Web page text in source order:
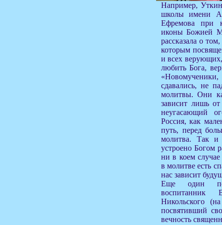
Например,
школы имени
Ефремова при
иконы Божией
рассказала о
которым
и всех
любить Бога,
сдавались, не
молитвы. Они
зависит лишь
неугасающий
Россия, как
путь, перед
молитва. Так и
устроено Богом
ни в коем
в молитве есть
нас зависит
Еще один
воспитанник
Никольского
посвятивший
вечность